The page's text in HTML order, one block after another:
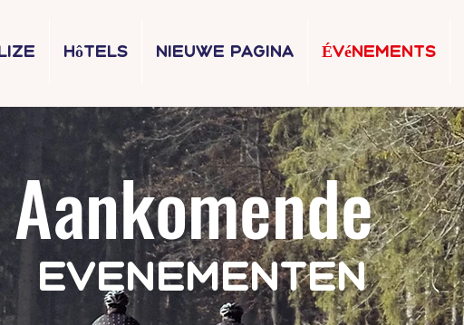
Hôtels Nieuwe pagina Événements
Aankomende
Evenementen